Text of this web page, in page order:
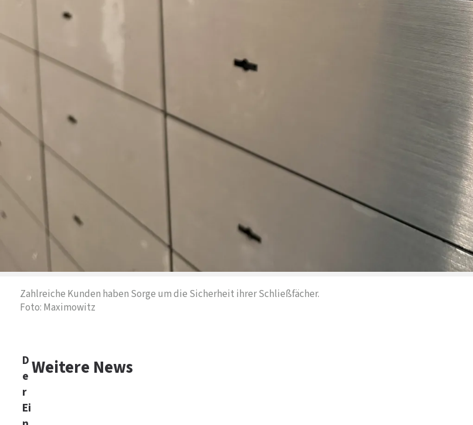
Zahlreiche Kunden haben Sorge um die Sicherheit ihrer Schließfächer.
Foto: Maximowitz
D
e
r
Ei
Weitere News